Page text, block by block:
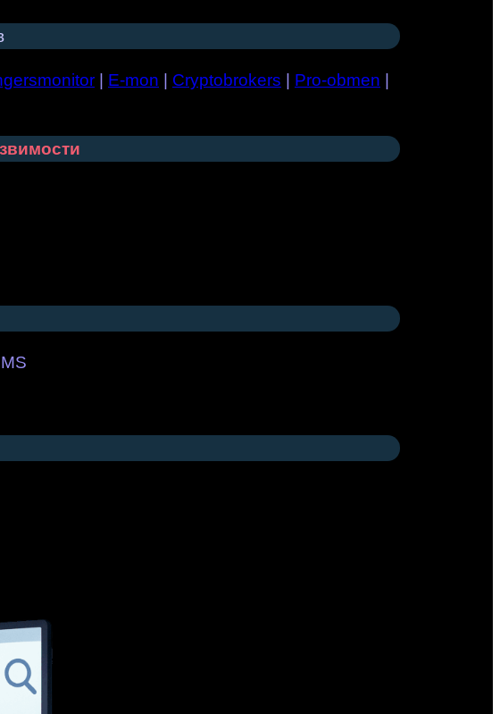
| E-mon | Cryptobrokers | Pro-obmen |